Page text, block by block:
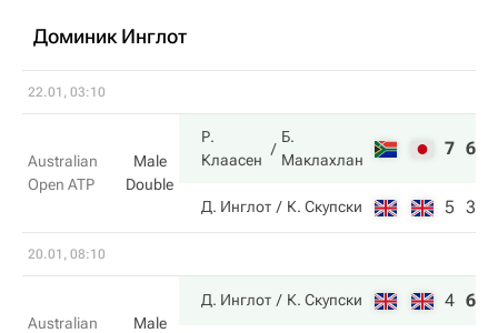
Доминик Инглот
22.01, 03:10
Australian
Open ATP
Male
Double
Р.
Клаасен
Б.
Маклахлан
7 6
Д. Инглот К. Скупски 5 3
20.01, 08:10
Australian
Male
Д. Инглот К. Скупски 4 6